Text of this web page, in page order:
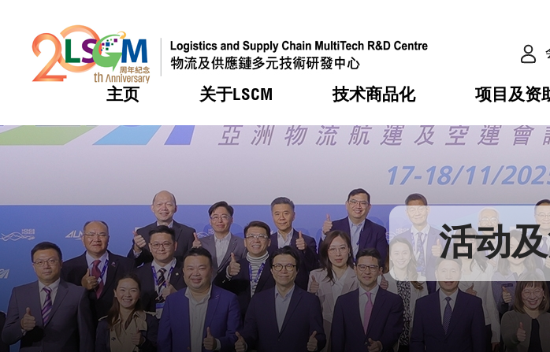
主页 关于LSCM
热门 机构简介
组织架构
组织架构
董事局
研究顾问
招标通告
技术商品化
热门 服务
可获授权之技术
应用于公共服务之创新技术
重点项目
项目及资
热门 合作计划
资助计划
资助计划
税务优惠
申请
评审
征求研发项目计划书
热门 活动
奖项
新闻中心
媒体报导
新闻稿
热门 会籍及服务
会员列表
会员登入 活动